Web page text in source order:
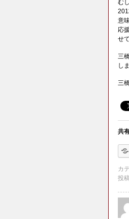
む
意
応
せ
三
し
三
共
カ
投